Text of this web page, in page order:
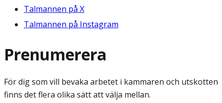
Talmannen på X
Talmannen på Instagram
Prenumerera
För dig som vill bevaka arbetet i kammaren och utskotten
finns det flera olika sätt att välja mellan.